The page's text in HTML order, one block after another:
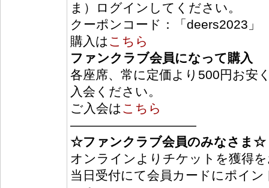
ま）ログインしてください。
クーポンコード：「deers2023」
購入は こちら
ファンクラブ会員になって購入
各座席、常に定価より500円お安
入会ください。
ご入会は こちら
――――――――――
☆ファンクラブ会員のみなさま☆
オンラインよりチケットを獲得
当日受付にて会員カードにポイ